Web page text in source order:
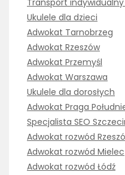
Transport indywidualny
Ukulele dla dzieci
Adwokat Tarnobrzeg
Adwokat Rzeszów
Adwokat Przemyśl
Adwokat Warszawa
Ukulele dla dorosłych
Adwokat Praga
Specjalista SEO
Adwokat rozwód
Adwokat rozwód Mielec
Adwokat rozwód Łódź